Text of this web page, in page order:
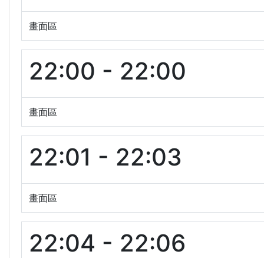
畫面區
22:00 - 22:00
畫面區
22:01 - 22:03
畫面區
22:04 - 22:06